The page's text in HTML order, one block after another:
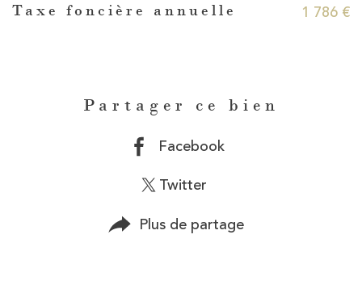
Taxe foncière annuelle 1 786 €
Partager ce bien
Facebook
Twitter
Plus de partage